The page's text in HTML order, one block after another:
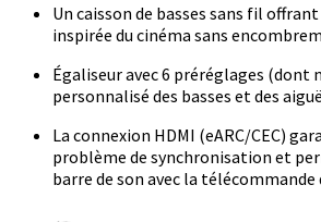
Un caisson de basses sans fil
inspirée du cinéma sans
Égaliseur avec 6 préréglages (dont
personnalisé des basses et des
La connexion HDMI (eARC/CEC)
problème de synchronisation et
barre de son avec la